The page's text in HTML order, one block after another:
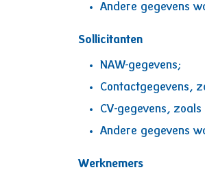
Andere gegevens
Sollicitanten
NAW-gegevens;
Contactgegevens,
CV-gegevens,
Andere gegevens
Werknemers